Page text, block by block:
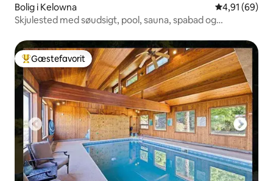
Bolig i Kelowna 4,91 ud af 5 i
4,91 (69)
Skjulested med søudsigt, pool, sauna, spabad og
Bedste gæstefavorit
Gæstefavorit